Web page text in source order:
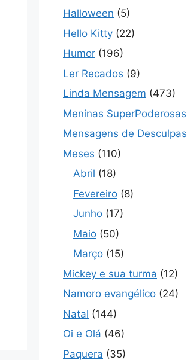
Halloween (5)
Hello Kitty (22)
Humor (196)
Ler Recados (9)
Linda Mensagem (473)
Meninas SuperPoderosas
Mensagens de Desculpas
Meses (110)
Abril (18)
Fevereiro (8)
Junho (17)
Maio (50)
Março (15)
Mickey e sua turma (12)
Namoro evangélico (24)
Natal (144)
Oi e Olá (46)
Paquera (35)